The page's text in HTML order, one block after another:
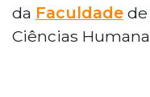
da Faculdade de
Ciências